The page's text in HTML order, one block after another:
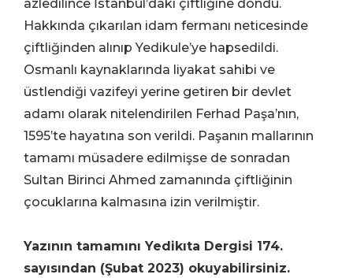
azledilince İstanbul’daki çiftliğine döndü.
Hakkında çıkarılan idam fermanı neticesinde
çiftliğinden alınıp Yedikule’ye hapsedildi.
Osmanlı kaynaklarında liyakat sahibi ve
üstlendiği vazifeyi yerine getiren bir devlet
adamı olarak nitelendirilen Ferhad Paşa’nın,
1595’te hayatına son verildi. Paşanın mallarının
tamamı müsadere edilmişse de sonradan
Sultan Birinci Ahmed zamanında çiftliğinin
çocuklarına kalmasına izin verilmiştir.
Yazının tamamını Yedikıta Dergisi 174.
sayısından (Şubat 2023) okuyabilirsiniz.